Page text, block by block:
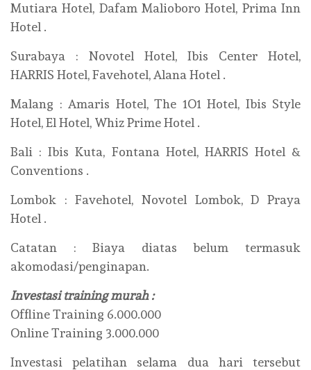
Mutiara Hotel, Dafam Malioboro Hotel, Prima Inn
Hotel .
Surabaya : Novotel Hotel, Ibis Center Hotel,
HARRIS Hotel, Favehotel, Alana Hotel .
Malang : Amaris Hotel, The 1O1 Hotel, Ibis Style
Hotel, El Hotel, Whiz Prime Hotel .
Bali : Ibis Kuta, Fontana Hotel, HARRIS Hotel &
Conventions .
Lombok : Favehotel, Novotel Lombok, D Praya
Hotel .
Catatan : Biaya diatas belum termasuk
akomodasi/penginapan.
Investasi training murah :
Offline Training 6.000.000
Online Training 3.000.000
Investasi pelatihan selama dua hari tersebut